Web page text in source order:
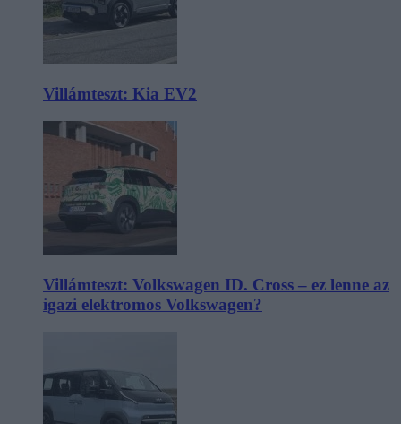
Villámteszt: Kia EV2
Villámteszt: Volkswagen ID. Cross – ez lenne az
igazi elektromos Volkswagen?